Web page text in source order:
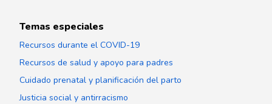
Temas especiales
Recursos durante el COVID-19
Recursos de salud y apoyo para padres
Cuidado prenatal y planificación del parto
Justicia social y antirracismo